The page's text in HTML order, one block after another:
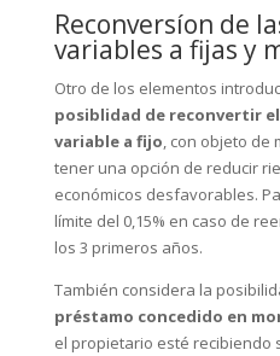
Reconversíon de
variables a fijas y
Otro de los elementos
posiblidad de reconvertir
variable a fijo , con objeto
tener una opción de reducir
económicos desfavorables.
límite del 0,15% en caso de
los 3 primeros años.
También considera la
préstamo concedido en
el propietario esté recibiendo